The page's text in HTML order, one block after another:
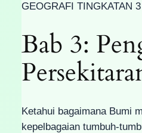
GEOGRAFI TINGKATAN 3
Bab 3:
Ketahui bagaimana Bumi
kepelbagaian tumbuh-